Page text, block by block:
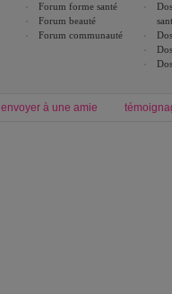
Forum forme santé
Forum beauté
Forum communauté
envoyer à une amie